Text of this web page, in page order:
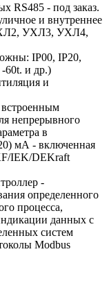
RS485 - под заказ.
и внутреннее
УХЛ3, УХЛ4,
IP00, IP20,
60t. и др.)
и
непрерывного
в
мА - включенная
IEK/DEKraft
-
определенного
процесса,
данных с
систем
Modbus